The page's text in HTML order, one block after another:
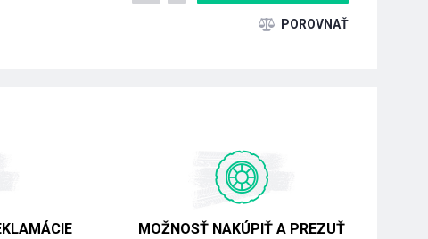
MOŽNOSŤ NAKÚPIŤ A PREZUŤ